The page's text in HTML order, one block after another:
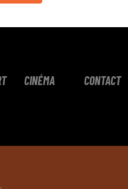
CINÉMA CONTACT